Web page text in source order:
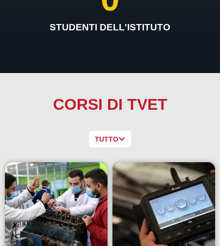
STUDENTI DELL'ISTITUTO
CORSI DI TVET
TUTTO